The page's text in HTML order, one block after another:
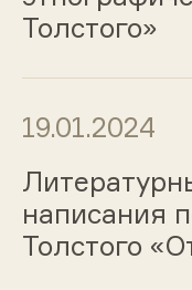
Толстого»
19.01.2024
написания
Толстого